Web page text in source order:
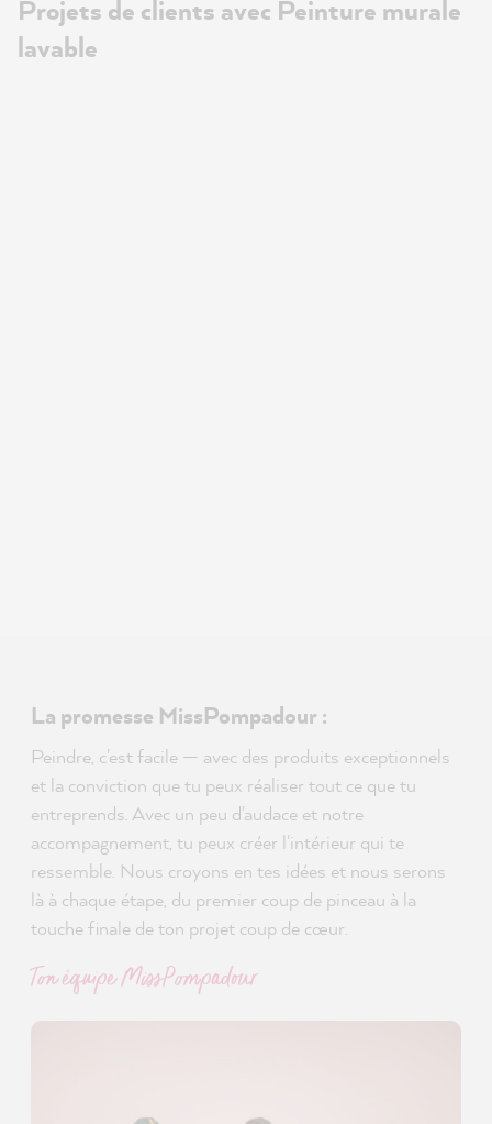
Projets de clients avec Peinture murale
lavable
La promesse MissPompadour :
Peindre, c'est facile — avec des produits exceptionnels
et la conviction que tu peux réaliser tout ce que tu
entreprends. Avec un peu d'audace et notre
accompagnement, tu peux créer l'intérieur qui te
ressemble. Nous croyons en tes idées et nous serons
là à chaque étape, du premier coup de pinceau à la
touche finale de ton projet coup de cœur.
Ton équipe MissPompadour